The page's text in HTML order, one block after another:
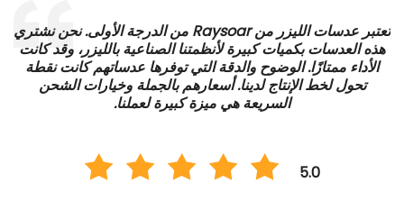
تعتبر عدسات الليزر من Raysoar من الدرجة الأولى. نحن نشتري
هذه العدسات بكميات كبيرة لأنظمتنا الصناعية بالليزر، وقد كانت
الأداء ممتازًا. الوضوح والدقة التي توفرها عدساتهم كانت نقطة
تحول لخط الإنتاج لدينا. أسعارهم بالجملة وخيارات الشحن
السريعة هي ميزة كبيرة لعملنا.
5.0